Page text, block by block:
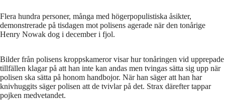
Flera hundra personer, många med högerpopulistiska åsikter,
demonstrerade på tisdagen mot polisens agerade när den tonårige
Henry Nowak dog i december i fjol.
Bilder från polisens kroppskameror visar hur tonåringen vid upprepade
tillfällen klagar på att han inte kan andas men tvingas sätta sig upp när
polisen ska sätta på honom handbojor. När han säger att han har
knivhuggits säger polisen att de tvivlar på det. Strax därefter tappar
pojken medvetandet.